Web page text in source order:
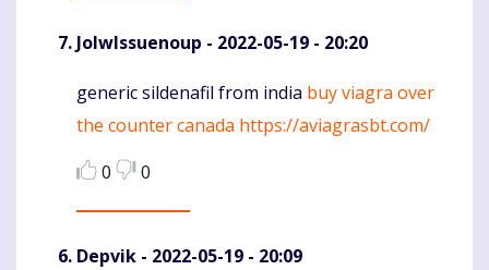
JolwIssuenoup - 2022-05-19 - 20:20
Komentaras
generic sildenafil from india buy viagra over
the counter canada https://aviagrasbt.com/
0
0
Depvik - 2022-05-19 - 20:09